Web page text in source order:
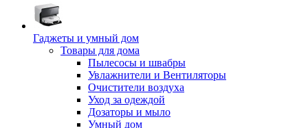
Гаджеты и умный дом
Товары для дома
Пылесосы и швабры
Увлажнители и Вентиляторы
Очистители воздуха
Уход за одеждой
Дозаторы и мыло
Умный дом